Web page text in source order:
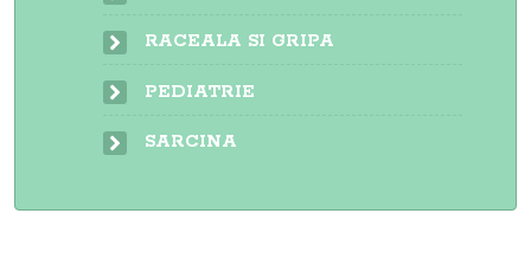
RACEALA SI GRIPA
PEDIATRIE
SARCINA